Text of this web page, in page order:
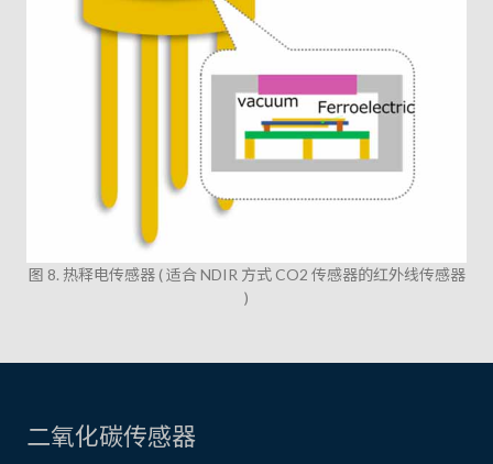
图 8. 热释电传感器 ( 适合 NDIR 方式 CO2 传感器的红外线传感器
)
二氧化碳传感器